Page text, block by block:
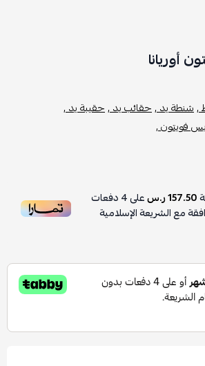
أوريانا
,شنطة يد ,حقائب يد ,حقيبة يد ,
فويتون ,
157.50 ر.س على4دفعات
مع الشريعة الإسلامية